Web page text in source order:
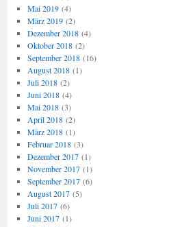
Mai 2019(4)
März 2019(2)
Dezember 2018(4)
Oktober 2018(2)
September 2018(16)
August 2018(1)
Juli 2018(2)
Juni 2018(4)
Mai 2018(3)
April 2018(2)
März 2018(1)
Februar 2018(3)
Dezember 2017(1)
November 2017(1)
September 2017(6)
August 2017(5)
Juli 2017(6)
Juni 2017(1)